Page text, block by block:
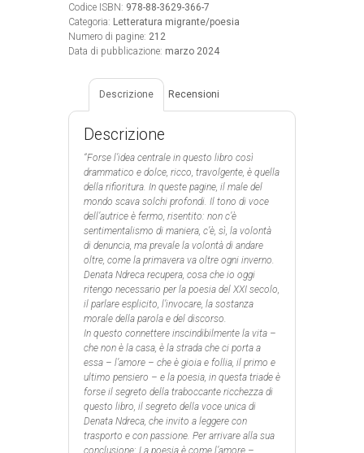
Codice ISBN: 978-88-3629-366-7
Categoria: Letteratura migrante/poesia
Numero di pagine: 212
Data di pubblicazione: marzo 2024
Descrizione Recensioni
Descrizione
“Forse l’idea centrale in questo libro così
drammatico e dolce, ricco, travolgente, è quella
della rifioritura. In queste pagine, il male del
mondo scava solchi profondi. Il tono di voce
dell’autrice è fermo, risentito: non c’è
sentimentalismo di maniera, c’è, sì, la volontà
di denuncia, ma prevale la volontà di andare
oltre, come la primavera va oltre ogni inverno.
Denata Ndreca recupera, cosa che io oggi
ritengo necessario per la poesia del XXI secolo,
il parlare esplicito, l’invocare, la sostanza
morale della parola e del discorso.
In questo connettere inscindibilmente la vita –
che non è la casa, è la strada che ci porta a
essa – l’amore – che è gioia e follia, il primo e
ultimo pensiero – e la poesia, in questa triade è
forse il segreto della traboccante ricchezza di
questo libro, il segreto della voce unica di
Denata Ndreca, che invito a leggere con
trasporto e con passione. Per arrivare alla sua
conclusione: La poesia è come l’amore –